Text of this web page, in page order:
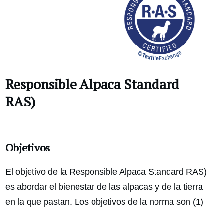
Responsible Alpaca Standard
RAS)
Objetivos
El objetivo de la Responsible Alpaca Standard RAS)
es abordar el bienestar de las alpacas y de la tierra
en la que pastan. Los objetivos de la norma son (1)